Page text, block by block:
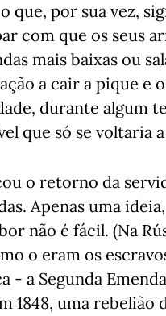
que, por sua vez,
com que os seus
mais baixas ou
a cair a pique e
durante algum
que só se voltaria
o retorno da
Apenas uma
não é fácil. (Na
o eram os
- a Segunda
1848, uma rebelião